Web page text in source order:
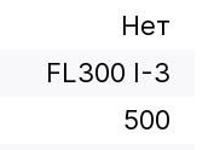
Нет
FL300 I-3
500